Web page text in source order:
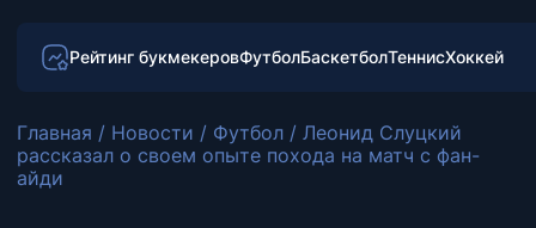
Рейтинг букмекеровФутболБаскетболТеннисХоккей
Главная / Новости / Футбол / Леонид Слуцкий
рассказал о своем опыте похода на матч с фан-
айди